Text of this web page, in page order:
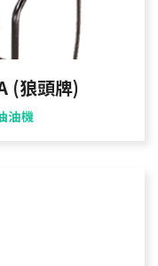
(狼頭牌)
油機